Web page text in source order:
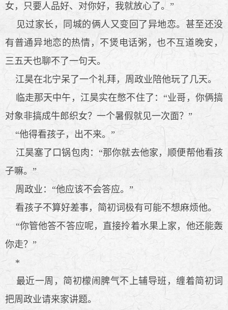
女，只要人品好、对你好，我就放心了。”
见过家长，同城的俩人又变回了异地恋。甚至还没
有普通异地恋的热情，不煲电话粥，也不互道晚安，
三五天也聊不了一句天。
江昊在北宁呆了一个礼拜，周政业陪他玩了几天。
临走那天中午，江昊实在憋不住了：“业哥，你俩搞
对象非搞成牛郎织女？一个暑假就见一次面？”
“他得看孩子，出不来。”
江昊塞了口锅包肉：“那你就去他家，顺便帮他看孩
子嘛。”
周政业：“他应该不会答应。”
看孩子不算好差事，简初词极有可能不想麻烦他。
“你管他答不答应呢，直接拎着水果上家，他还能轰
你走？”
*
最近一周，简初檬闹脾气不上辅导班，缠着简初词
把周政业请来家讲题。